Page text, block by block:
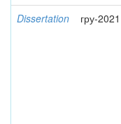
Dissertation гру-2021